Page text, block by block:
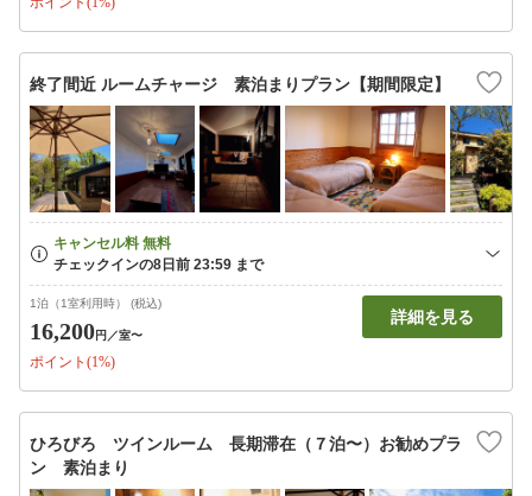
終了間近 ルームチャージ 素泊まりプラン【期間限定】
1泊（1室利用時） (税込)
16,200円 ／室〜
ポイント(1%)
詳細を見る
ひろびろ ツインルーム 長期滞在（７泊〜）お勧めプラ
ン 素泊まり